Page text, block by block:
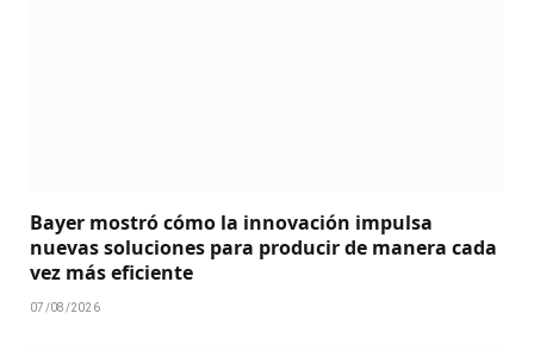
Bayer mostró cómo la innovación impulsa
nuevas soluciones para producir de manera cada
vez más eficiente
07/08/2026